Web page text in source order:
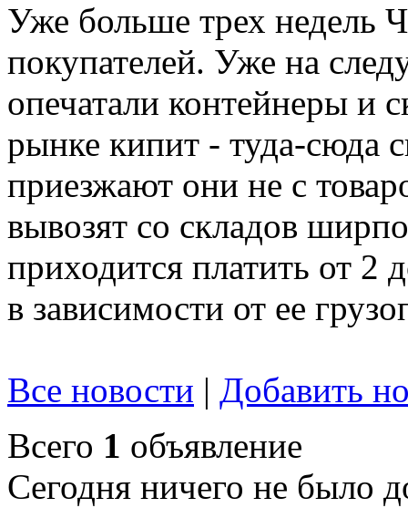
Уже больше трех недель
покупателей. Уже на
опечатали контейнеры и
рынке кипит - туда-сюда
приезжают они не с
вывозят со складов
приходится платить от 2
в зависимости от ее
Все новости | Добавить
Всего 1 объявление
Сегодня ничего не было